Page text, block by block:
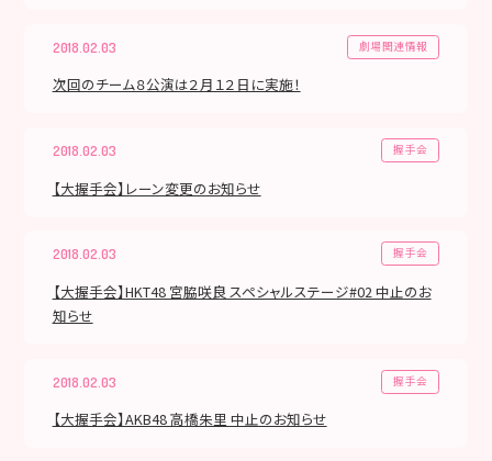
2018.02.03 劇場関連情報
次回のチーム８公演は２月１２日に実施！
2018.02.03 握手会
【大握手会】レーン変更のお知らせ
2018.02.03 握手会
【大握手会】HKT48 宮脇咲良 スペシャルステージ#02 中止のお
知らせ
2018.02.03 握手会
【大握手会】AKB48 高橋朱里 中止のお知らせ